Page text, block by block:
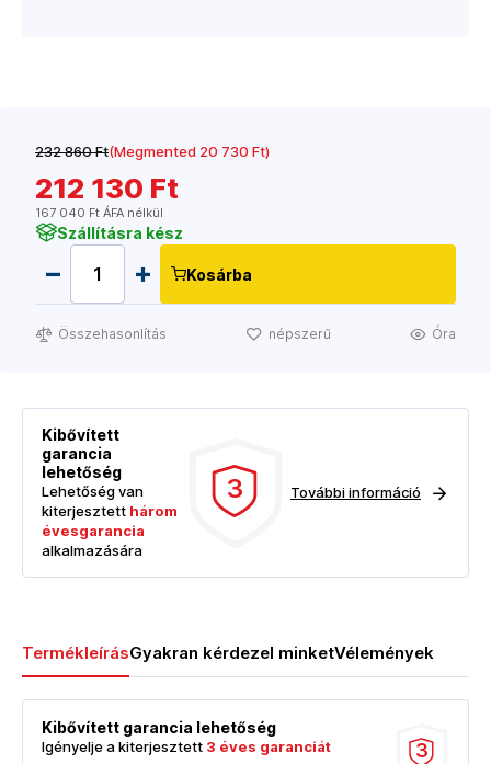
232 860 Ft(Megmented 20 730 Ft)
212 130 Ft
167 040 Ft ÁFA nélkül
Szállításra kész
Kosárba
Összehasonlítás népszerű Óra
Kibővített
garancia
lehetőség
Lehetőség van
kiterjesztett három
évesgarancia
alkalmazására
3 További információ
TermékleírásGyakran kérdezel minketVélemények
3
Kibővített garancia lehetőség
Igényelje a kiterjesztett 3 éves garanciát